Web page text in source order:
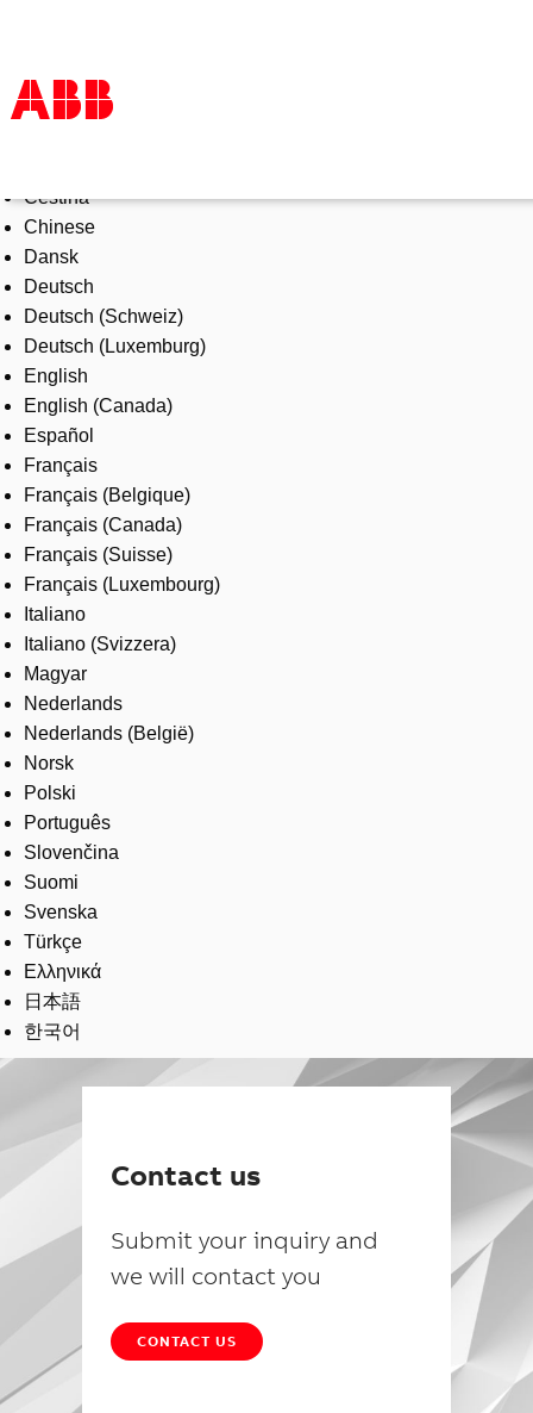
Products & Solutions
Industries
Services
About us
Where to buy
Contact us
Careers
Čeština
Chinese
Dansk
Deutsch
Deutsch (Schweiz)
Deutsch (Luxemburg)
English
English (Canada)
Español
Français
Français (Belgique)
Français (Canada)
Français (Suisse)
Français (Luxembourg)
Italiano
Italiano (Svizzera)
Magyar
Nederlands
Nederlands (België)
Norsk
Polski
Português
Slovenčina
Suomi
Svenska
Türkçe
Ελληνικά
日本語
한국어
Contact us
Submit your inquiry and
we will contact you
CONTACT US